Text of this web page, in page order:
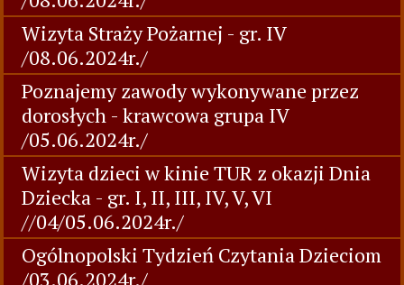
Wizyta Straży Pożarnej - gr. IV
/08.06.2024r./
Poznajemy zawody wykonywane przez
dorosłych - krawcowa grupa IV
/05.06.2024r./
Wizyta dzieci w kinie TUR z okazji Dnia
Dziecka - gr. I, II, III, IV, V, VI
//04/05.06.2024r./
Ogólnopolski Tydzień Czytania Dzieciom
/03.06.2024r./